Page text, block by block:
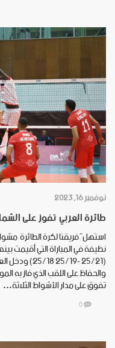
نوفمبر 16, 2023
طائرة العربي تفوز على
استهلَّ فريقنا لكرة الطائرة
نظيفة في المباراة التي أقيمت
(21/‏‏‏٢٥ -١9/‏‏‏
والحفاظ على اللقب الذي فاز به
تفوق على مدار الأشواط الثلاثة…
0